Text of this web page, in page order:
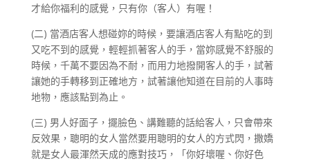
才給你福利的感覺，只有你（客人）有喔！
(二) 當酒店客人想碰妳的時候，要讓酒店客人有點吃的到
又吃不到的感覺，輕輕抓著客人的手，當妳感覺不舒服的
時候，千萬不要因為不耐，而用力地撥開客人的手，試著
讓她的手轉移到正確地方，試著讓他知道在目前的人事時
地物，應該點到為止。
(三) 男人好面子，擺臉色、講難聽的話給客人，只會帶來
反效果，聰明的女人當然要用聰明的女人的方式閃，撒嬌
就是女人最渾然天成的應對技巧，「你好壞喔、你好色